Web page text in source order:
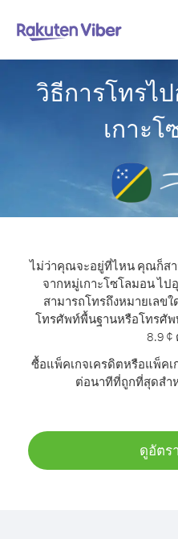
วิธีการโทรไ
เกาะ
ไม่ว่าคุณจะอยู่ที่ไหน คุณก็ส
จากหมู่เกาะโซโลมอน ไป
สามารถโทรถึงหมายเลข
โทรศัพท์พื้นฐานหรือโทรศัพ
8.9 ¢
ซื้อแพ็คเกจเครดิตหรือแพ็คเ
ต่อนาทีที่ถูกที่สุดสำ
ดูอัตร